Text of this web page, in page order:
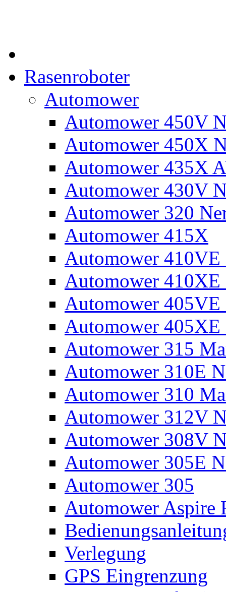
Rasenroboter
Automower
Automower 450V
Automower 450X
Automower 435X
Automower 430V
Automower 320
Automower 415X
Automower 410VE
Automower 410XE
Automower 405VE
Automower 405XE
Automower 315
Automower 310E
Automower 310
Automower 312V
Automower 308V
Automower 305E
Automower 305
Automower Aspire
Verlegung
GPS Eingrenzung